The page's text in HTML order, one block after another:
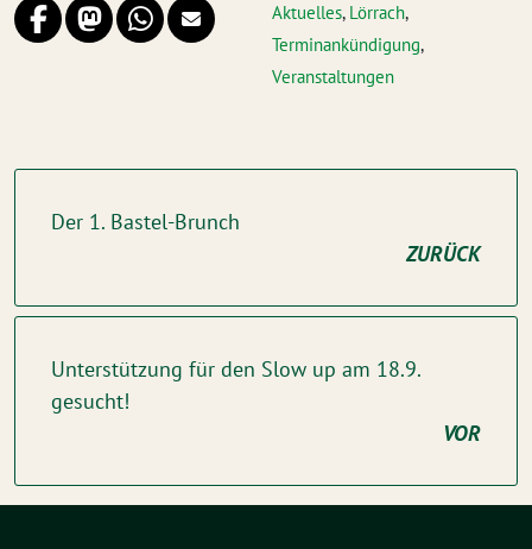
Aktuelles, Lörrach,
Terminankündigung,
Veranstaltungen
Der 1. Bastel-Brunch
ZURÜCK
Unterstützung für den Slow up am 18.9.
gesucht!
VOR